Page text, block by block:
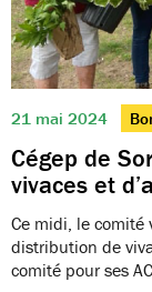
21 mai 2024
Cégep de
vivaces et
Ce midi, le comité
distribution de
comité pour ses